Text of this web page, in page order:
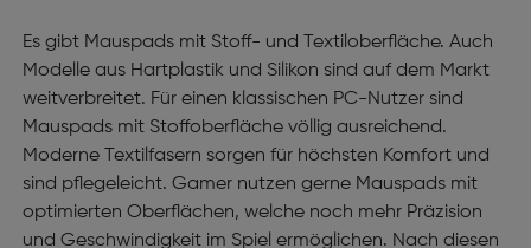
Es gibt Mauspads mit Stoff- und Textiloberfläche. Auch
Modelle aus Hartplastik und Silikon sind auf dem Markt
weitverbreitet. Für einen klassischen PC-Nutzer sind
Mauspads mit Stoffoberfläche völlig ausreichend.
Moderne Textilfasern sorgen für höchsten Komfort und
sind pflegeleicht. Gamer nutzen gerne Mauspads mit
optimierten Oberflächen, welche noch mehr Präzision
und Geschwindigkeit im Spiel ermöglichen. Nach diesen